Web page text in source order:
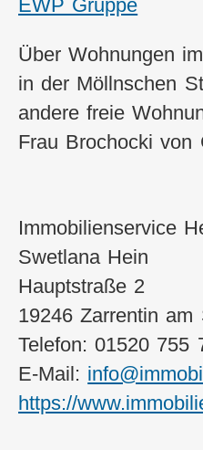
EWP Gruppe
Über Wohnungen
in der Möllnschen
andere freie
Frau Brochocki von
Immobilienservice
Swetlana Hein
Hauptstraße 2
19246 Zarrentin am
Telefon: 01520 755
E-Mail:
https://